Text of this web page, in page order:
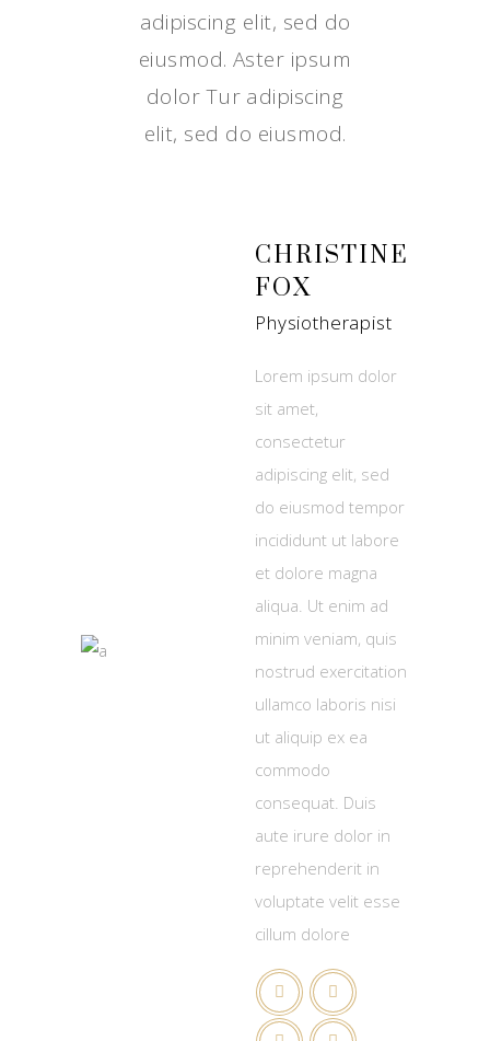
adipiscing elit, sed do
eiusmod. Aster ipsum
dolor Tur adipiscing
elit, sed do eiusmod.
CHRISTINE
FOX
Physiotherapist
Lorem ipsum dolor
sit amet,
consectetur
adipiscing elit, sed
do eiusmod tempor
incididunt ut labore
et dolore magna
aliqua. Ut enim ad
minim veniam, quis
nostrud exercitation
ullamco laboris nisi
ut aliquip ex ea
commodo
consequat. Duis
aute irure dolor in
reprehenderit in
voluptate velit esse
cillum dolore